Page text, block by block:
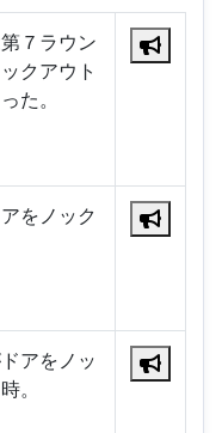
７ラウン
クアウト
た。
をノック
アをノッ
。